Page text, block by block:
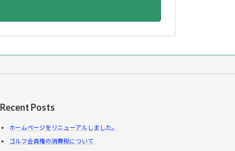
Recent Posts
ホームページをリニューアルしました。
ゴルフ会員権の消費税について